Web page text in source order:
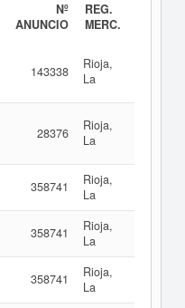
Nº
ANUNCIO
REG.
MERC.
143338
Rioja,
La
28376
Rioja,
La
358741
Rioja,
La
358741
Rioja,
La
358741
Rioja,
La